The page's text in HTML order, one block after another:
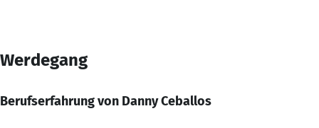
Werdegang
Berufserfahrung von Danny Ceballos